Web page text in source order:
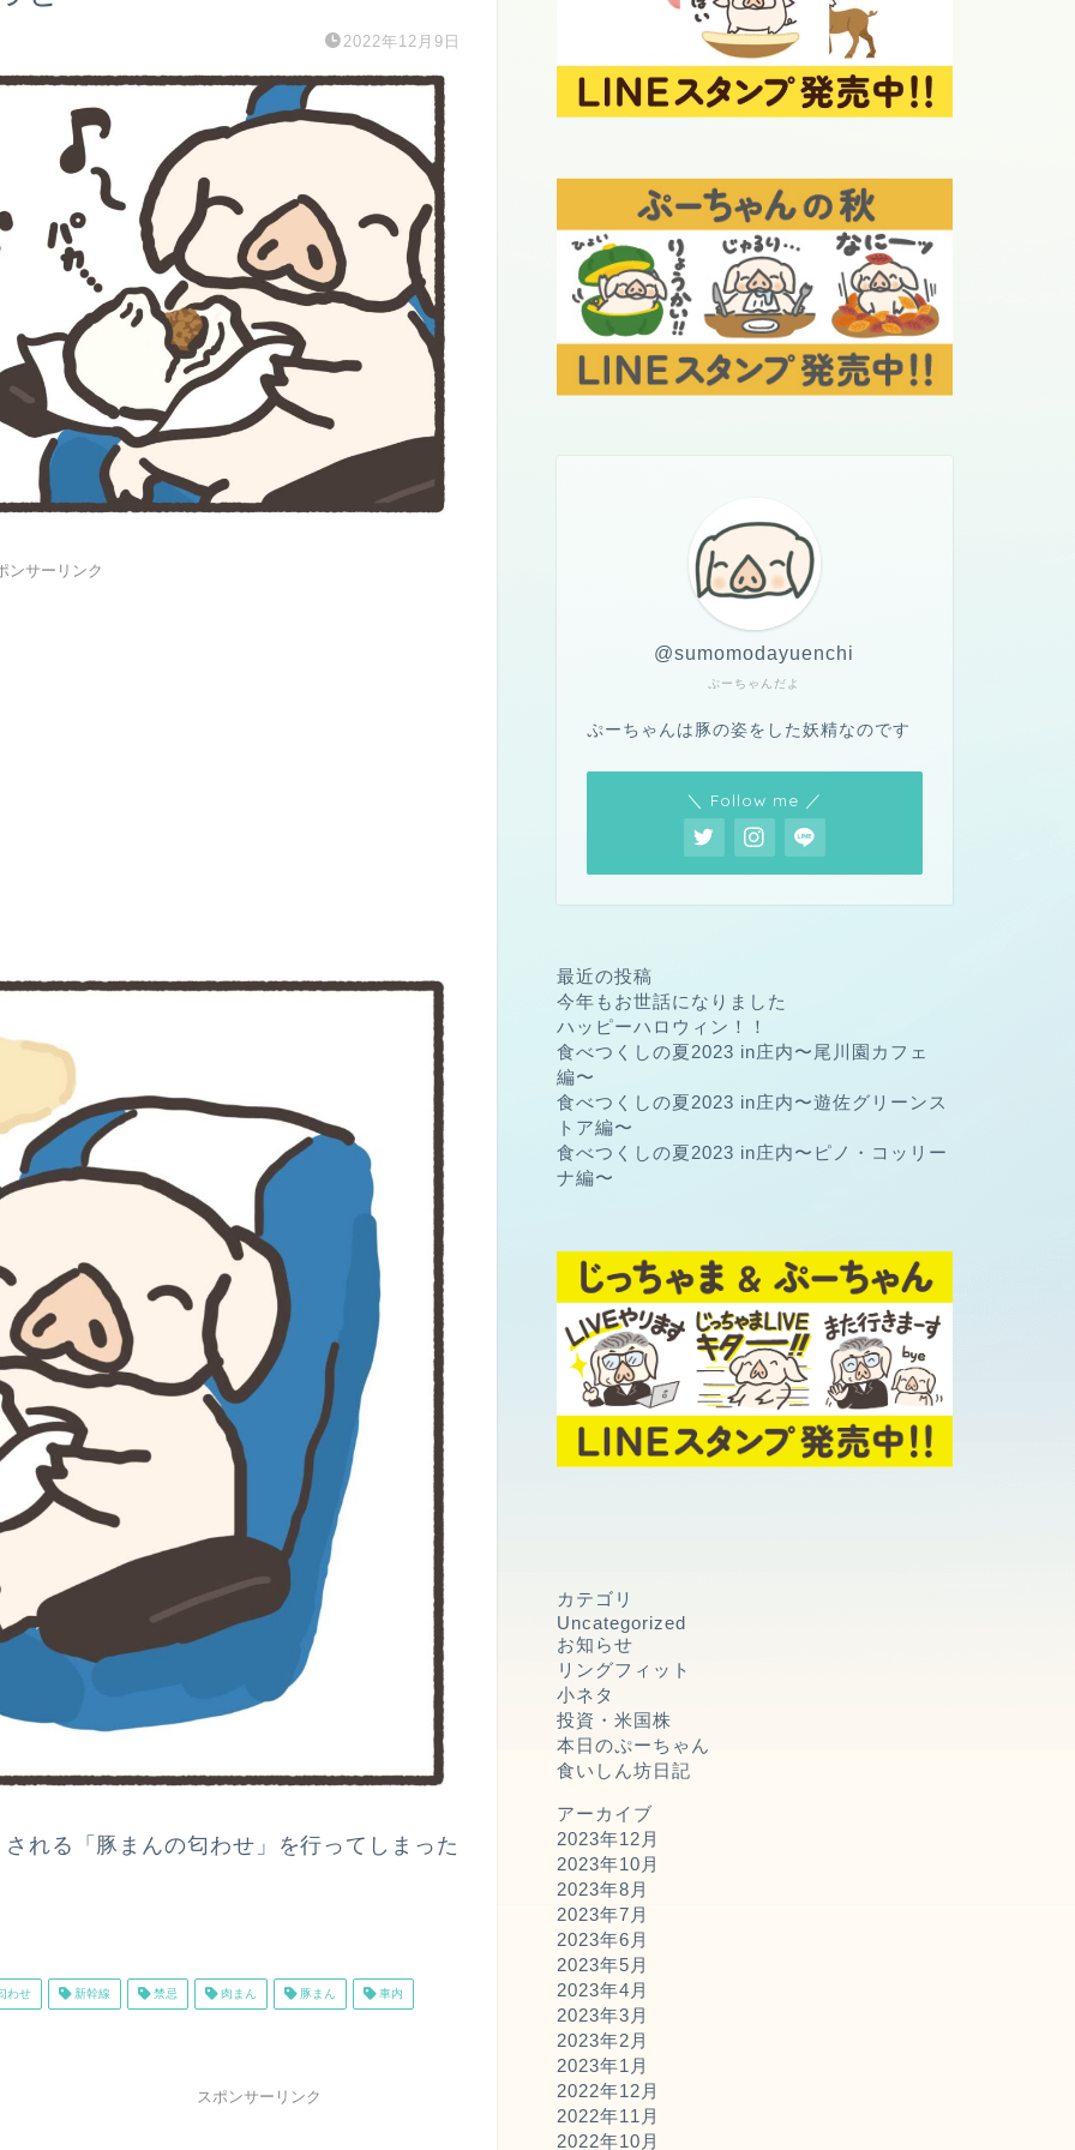
2022年12月9日
ンサーリンク
れる「豚まんの匂わせ」を行ってしまった
わせ 新幹線 禁忌 肉まん 豚まん 車内
スポンサーリンク
ぷーちゃんだよ
@sumomodayuenchi
ぷーちゃんは豚の姿をした妖精なのです
＼ Follow me ／
最近の投稿
今年もお世話になりました
ハッピーハロウィン！！
食べつくしの夏2023 in庄内〜尾川園カフェ
編〜
食べつくしの夏2023 in庄内〜遊佐グリーンス
トア編〜
食べつくしの夏2023 in庄内〜ピノ・コッリー
ナ編〜
カテゴリ
Uncategorized
お知らせ
リングフィット
小ネタ
投資・米国株
本日のぷーちゃん
食いしん坊日記
アーカイブ
2023年12月
2023年10月
2023年8月
2023年7月
2023年6月
2023年5月
2023年4月
2023年3月
2023年2月
2023年1月
2022年12月
2022年11月
2022年10月